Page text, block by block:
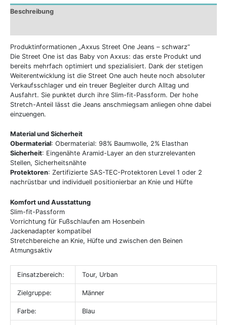
Beschreibung
Produktinformationen „Axxus Street One Jeans – schwarz“
Die Street One ist das Baby von Axxus: das erste Produkt und
bereits mehrfach optimiert und spezialisiert. Dank der stetigen
Weiterentwicklung ist die Street One auch heute noch absoluter
Verkaufsschlager und ein treuer Begleiter durch Alltag und
Ausfahrt. Sie punktet durch ihre Slim-fit-Passform. Der hohe
Stretch-Anteil lässt die Jeans anschmiegsam anliegen ohne dabei
einzuengen.
Material und Sicherheit
Obermaterial: Obermaterial: 98% Baumwolle, 2% Elasthan
Sicherheit: Eingenähte Aramid-Layer an den sturzrelevanten
Stellen, Sicherheitsnähte
Protektoren: Zertifizierte SAS-TEC-Protektoren Level 1 oder 2
nachrüstbar und individuell positionierbar an Knie und Hüfte
Komfort und Ausstattung
Slim-fit-Passform
Vorrichtung für Fußschlaufen am Hosenbein
Jackenadapter kompatibel
Stretchbereiche an Knie, Hüfte und zwischen den Beinen
Atmungsaktiv
Einsatzbereich: Tour, Urban
Zielgruppe: Männer
Farbe: Blau